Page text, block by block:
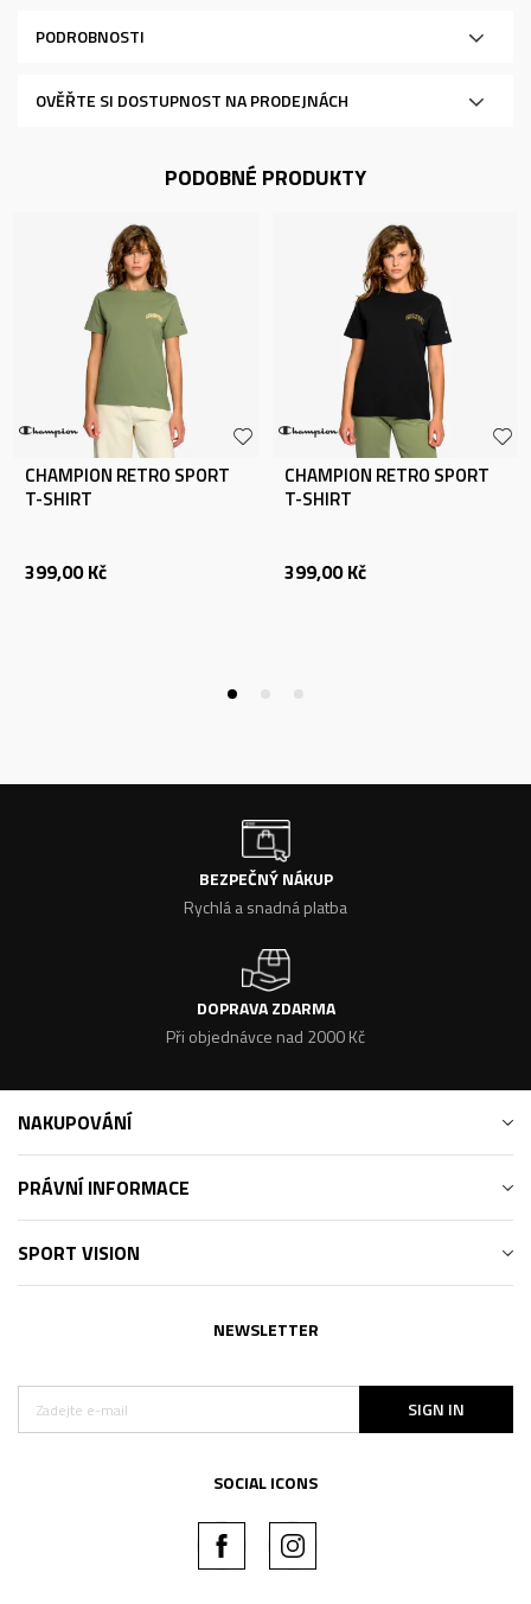
PODROBNOSTI
OVĚŘTE SI DOSTUPNOST NA PRODEJNÁCH
PODOBNÉ PRODUKTY
CHAMPION RETRO SPORT
T-SHIRT
399,00 Kč
CHAMPION RETRO SPORT
T-SHIRT
399,00 Kč
BEZPEČNÝ NÁKUP
Rychlá a snadná platba
DOPRAVA ZDARMA
Při objednávce nad 2000 Kč
NAKUPOVÁNÍ
PRÁVNÍ INFORMACE
SPORT VISION
NEWSLETTER
SIGN IN
SOCIAL ICONS